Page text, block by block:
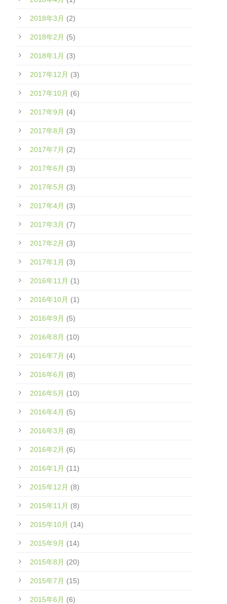
2018年3月 (2)
2018年2月 (5)
2018年1月 (3)
2017年12月 (3)
2017年10月 (6)
2017年9月 (4)
2017年8月 (3)
2017年7月 (2)
2017年6月 (3)
2017年5月 (3)
2017年4月 (3)
2017年3月 (7)
2017年2月 (3)
2017年1月 (3)
2016年11月 (1)
2016年10月 (1)
2016年9月 (5)
2016年8月 (10)
2016年7月 (4)
2016年6月 (8)
2016年5月 (10)
2016年4月 (5)
2016年3月 (8)
2016年2月 (6)
2016年1月 (11)
2015年12月 (8)
2015年11月 (8)
2015年10月 (14)
2015年9月 (14)
2015年8月 (20)
2015年7月 (15)
2015年6月 (6)